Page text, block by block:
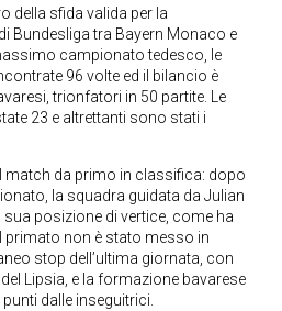
della sfida valida per la
Bundesliga tra Bayern Monaco e
campionato tedesco, le
96 volte ed il bilancio è
trionfatori in 50 partite. Le
23 e altrettanti sono stati i
match da primo in classifica: dopo
la squadra guidata da Julian
posizione di vertice, come ha
primato non è stato messo in
stop dell’ultima giornata, con
Lipsia, e la formazione bavarese
dalle inseguitrici.